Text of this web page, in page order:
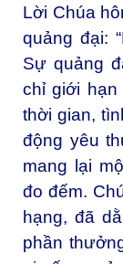
Lời Chúa
quảng đại:
Sự quảng
chỉ giới hạn
thời gian,
động yêu
mang lại
đo đếm.
hạng, đã
phần